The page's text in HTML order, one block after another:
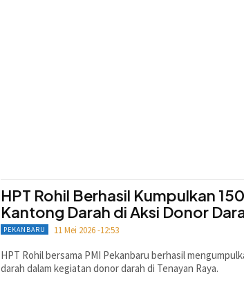
HPT Rohil Berhasil Kumpulkan 150
Kantong Darah di Aksi Donor
PEKANBARU 11 Mei 2026 -12:53
HPT Rohil bersama PMI Pekanbaru berhasil
darah dalam kegiatan donor darah di Tenayan Raya.